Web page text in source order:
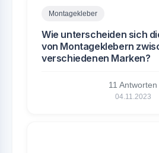
Montagekleber
Wie unterscheiden sich
von Montageklebern
verschiedenen Marken?
11 Antworten
04.11.2023